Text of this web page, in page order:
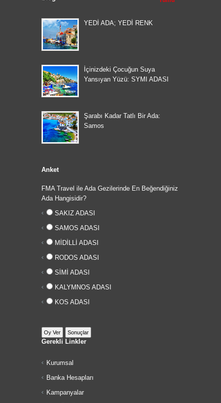
YEDİ ADA; YEDİ RENK
İçinizdeki Çocuğun Suya
Yansıyan Yüzü: SYMI ADASI
Şarabı Kadar Tatlı Bir Ada:
Samos
Anket
FMA Travel ile Ada Gezilerinde En Beğendiğiniz
Ada Hangisidir?
SAKIZ ADASI
SAMOS ADASI
MİDİLLİ ADASI
RODOS ADASI
SİMİ ADASI
KALYMNOS ADASI
KOS ADASI
Gerekli Linkler
Kurumsal
Banka Hesapları
Kampanyalar